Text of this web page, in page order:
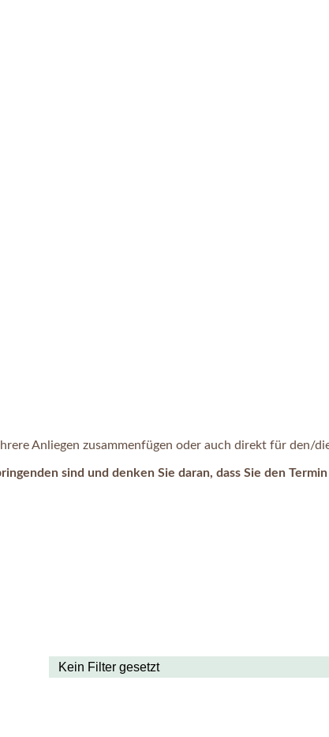
Anliegen zusammenfügen oder auch direkt für den/
sind und denken Sie daran, dass Sie den